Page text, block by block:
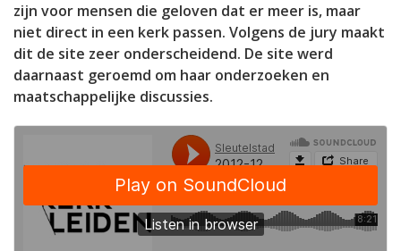
zijn voor mensen die geloven dat er meer is, maar
niet direct in een kerk passen. Volgens de jury maakt
dit de site zeer onderscheidend. De site werd
daarnaast geroemd om haar onderzoeken en
maatschappelijke discussies.